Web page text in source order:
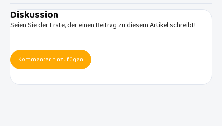
Diskussion
Seien Sie der Erste, der einen Beitrag zu diesem Artikel schreibt!
Kommentar hinzufügen